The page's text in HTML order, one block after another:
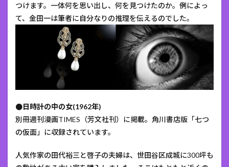
つけます。一体何を思い出し、何を見つけたのか。例によっ
て、金田一は筆者に自分なりの推理を伝えるのでした。
●日時計の中の女(1962年)
別冊週刊漫画TIMES（芳文社刊）に掲載。角川書店版「七つ
の仮面」に収録されています。
人気作家の田代裕三と啓子の夫婦は、世田谷区成城に300坪も